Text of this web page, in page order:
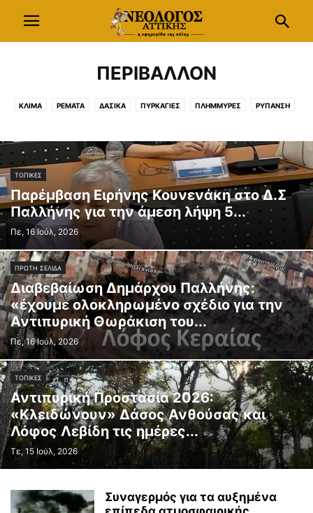
ΠΕΡΙΒΑΛΛΟΝ
ΚΛΙΜΑ ΡΕΜΑΤΑ ΔΑΣΙΚΑ ΠΥΡΚΑΓΙΕΣ ΠΛΗΜΜΥΡΕΣ ΡΥΠΑΝΣΗ
ΤΟΠΙΚΕΣ
Παρέμβαση Ειρήνης Κουνενάκη στο Δ.Σ
Παλλήνης για την άμεση λήψη 5...
Πε, 16 Ιούλ, 2026
ΠΡΩΤΗ ΣΕΛΙΔΑ
Διαβεβαίωση Δημάρχου Παλλήνης:
«έχουμε ολοκληρωμένο σχέδιο για την
Αντιπυρική Θωράκιση του...
Πε, 16 Ιούλ, 2026
ΤΟΠΙΚΕΣ
Αντιπυρική Προστασία 2026:
«Κλειδώνουν» Δάσος Ανθούσας και
Λόφος Λεβίδη τις ημέρες...
Τε, 15 Ιούλ, 2026
Συναγερμός για τα αυξημένα